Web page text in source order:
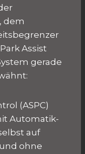
dem
Assist
gerade
(ASPC)
Automatik-
auf
ohne